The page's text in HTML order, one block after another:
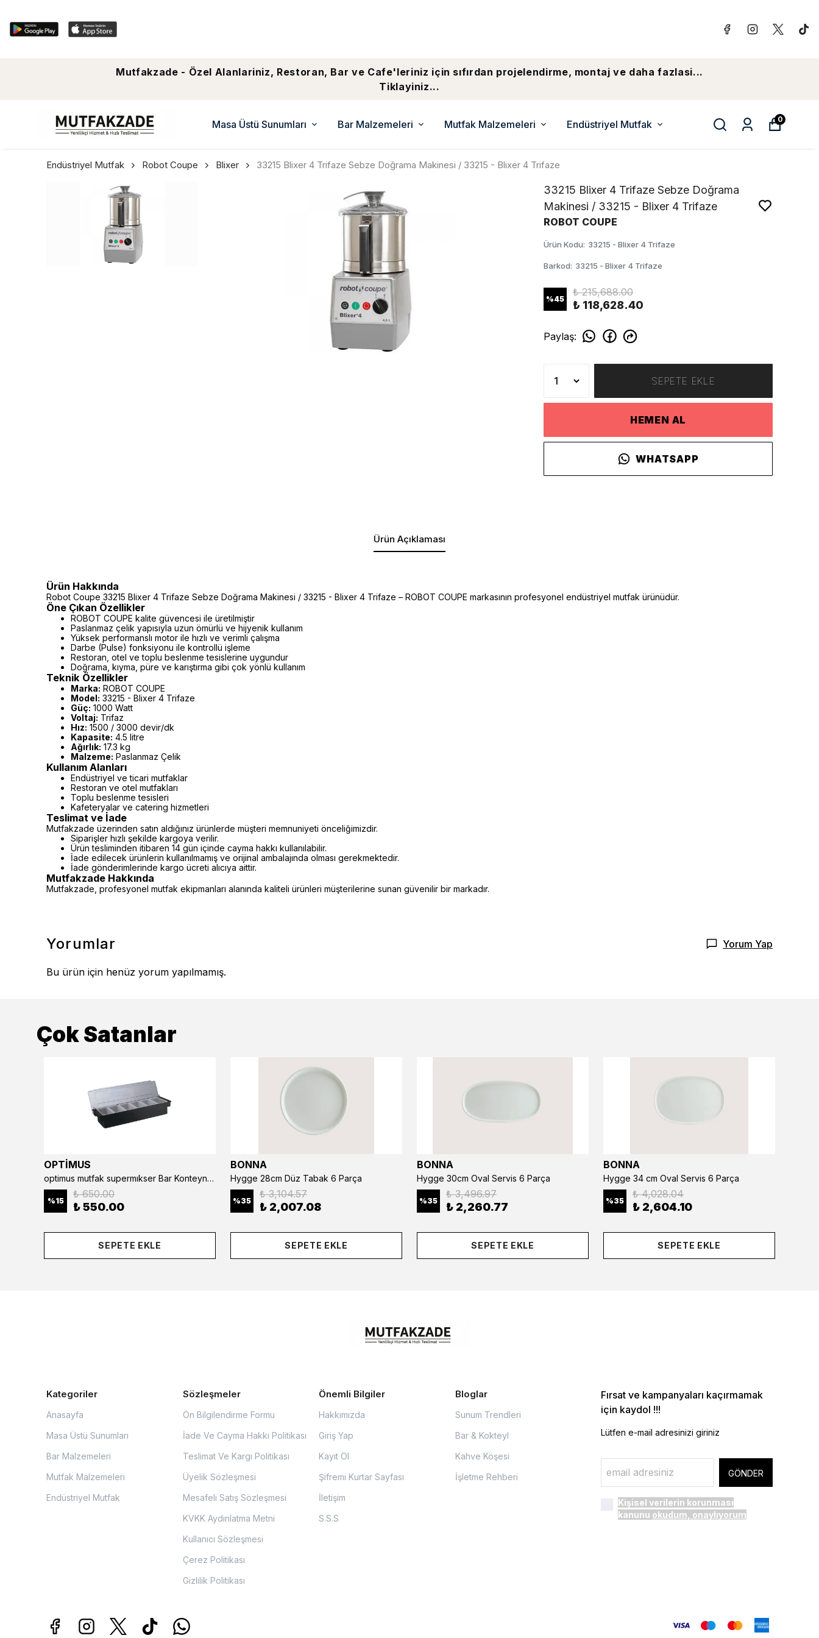
Mutfakzade - Özel Alanlariniz, Restoran, Bar ve Cafe'leriniz için sıfırdan projelendirme, montaj ve daha fazlasi...
Tiklayiniz...
Masa Üstü Sunumları Bar Malzemeleri Mutfak Malzemeleri Endüstriyel Mutfak 0
Endüstriyel Mutfak Robot Coupe Blixer 33215 Blixer 4 Trifaze Sebze Doğrama Makinesi / 33215 - Blixer 4 Trifaze
33215 Blixer 4 Trifaze Sebze Doğrama
Makinesi / 33215 - Blixer 4 Trifaze
ROBOT COUPE
Ürün Kodu: 33215 - Blixer 4 Trifaze
Barkod: 33215 - Blixer 4 Trifaze
%45
₺ 215,688.00
₺ 118,628.40
Paylaş:
SEPETE EKLE
HEMEN AL
WHATSAPP
Ürün Açıklaması
Ürün Hakkında
Robot Coupe 33215 Blixer 4 Trifaze Sebze Doğrama Makinesi / 33215 - Blixer 4 Trifaze – ROBOT COUPE markasının profesyonel endüstriyel mutfak ürünüdür.
Öne Çıkan Özellikler
ROBOT COUPE kalite güvencesi ile üretilmiştir
Paslanmaz çelik yapısıyla uzun ömürlü ve hijyenik kullanım
Yüksek performanslı motor ile hızlı ve verimli çalışma
Darbe (Pulse) fonksiyonu ile kontrollü işleme
Restoran, otel ve toplu beslenme tesislerine uygundur
Doğrama, kıyma, püre ve karıştırma gibi çok yönlü kullanım
Teknik Özellikler
Marka: ROBOT COUPE
Model: 33215 - Blixer 4 Trifaze
Güç: 1000 Watt
Voltaj: Trifaz
Hız: 1500 / 3000 devir/dk
Kapasite: 4.5 litre
Ağırlık: 17.3 kg
Malzeme: Paslanmaz Çelik
Kullanım Alanları
Endüstriyel ve ticari mutfaklar
Restoran ve otel mutfakları
Toplu beslenme tesisleri
Kafeteryalar ve catering hizmetleri
Teslimat ve İade
Mutfakzade üzerinden satın aldığınız ürünlerde müşteri memnuniyeti önceliğimizdir.
Siparişler hızlı şekilde kargoya verilir.
Ürün tesliminden itibaren 14 gün içinde cayma hakkı kullanılabilir.
İade edilecek ürünlerin kullanılmamış ve orijinal ambalajında olması gerekmektedir.
İade gönderimlerinde kargo ücreti alıcıya aittir.
Mutfakzade Hakkında
Mutfakzade, profesyonel mutfak ekipmanları alanında kaliteli ürünleri müşterilerine sunan güvenilir bir markadır.
Yorumlar Yorum Yap
Bu ürün için henüz yorum yapılmamış.
Çok Satanlar
OPTİMUS
optimus mutfak supermıkser Bar Konteyner 6'lı 50×16×9 cm Kapaklı Polikarbon Organizer Bar & Kafe
%15
₺ 650.00
₺ 550.00
SEPETE EKLE
BONNA
Hygge 28cm Düz Tabak 6 Parça
%35
₺ 3,104.57
₺ 2,007.08
SEPETE EKLE
BONNA
Hygge 30cm Oval Servis 6 Parça
%35
₺ 3,496.97
₺ 2,260.77
SEPETE EKLE
BONNA
Hygge 34 cm Oval Servis 6 Parça
%35
₺ 4,028.04
₺ 2,604.10
SEPETE EKLE
Kategoriler
Anasayfa
Masa Üstü Sunumları
Bar Malzemeleri
Mutfak Malzemeleri
Endüstriyel Mutfak
Sözleşmeler
Ön Bilgilendirme Formu
İade Ve Cayma Hakkı Politikası
Teslimat Ve Kargı Politikası
Üyelik Sözleşmesi
Mesafeli Satış Sözleşmesi
KVKK Aydınlatma Metni
Kullanıcı Sözleşmesi
Çerez Politikası
Gizlilik Politikası
Önemli Bilgiler
Hakkımızda
Giriş Yap
Kayıt Ol
Şifremi Kurtar Sayfası
İletişim
S.S.S
Bloglar
Sunum Trendleri
Bar & Kokteyl
Kahve Köşesi
İşletme Rehberi
Fırsat ve kampanyaları kaçırmamak
için kaydol !!!
Lütfen e-mail adresinizi giriniz
GÖNDER
Kişisel verilerin korunması
kanunu okudum, onaylıyorum